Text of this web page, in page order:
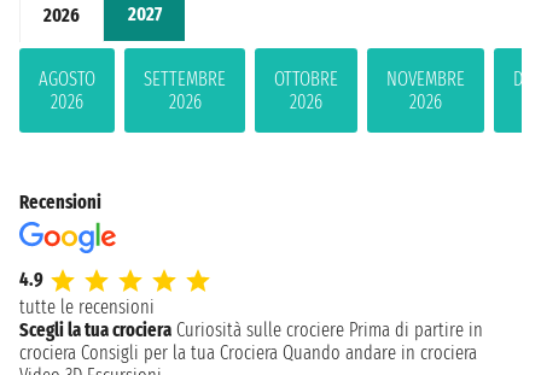
2026 2027
AGOSTO
2026
SETTEMBRE
2026
OTTOBRE
2026
NOVEMBRE
2026
Recensioni
4.9
tutte le recensioni
Scegli la tua crociera Curiosità sulle crociere Prima di partire in
crociera Consigli per la tua Crociera Quando andare in crociera